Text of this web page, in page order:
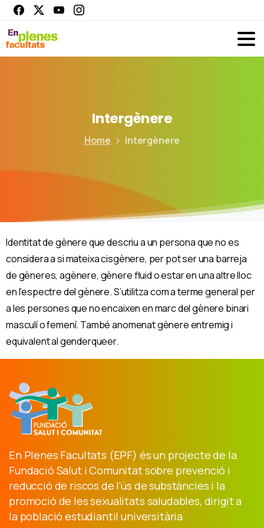
Intergènere
Home Intergènere
Identitat de gènere que descriu a un persona que no es
considera a si mateixa cisgènere, per pot ser una barreja
de gèneres, agènere, gènere fluid o estar en una altre lloc
en l’espectre del gènere. S’utilitza com a terme general per
a les persones que no encaixen en marc del gènere binari
masculí o femení. També anomenat gènere entremig i
equivalent al genderqueer.
En Plenes Facultats (EPF) és un projecte de la
Fundació Salut i Comunitat sobre prevenció i
reducció de riscos de l’ús de substàncies i la
promoció de les sexualitats saludables, dirigit a
la població estudiantil universitària.